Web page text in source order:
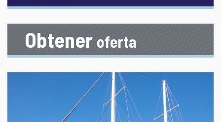
Obtener oferta